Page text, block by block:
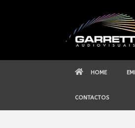
HOME
CONTACTOS